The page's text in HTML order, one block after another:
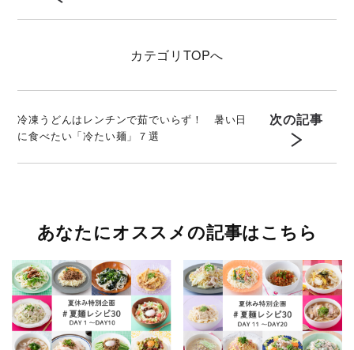
カテゴリ TOPへ
冷凍うどんはレンチンで茹でいらず！ 暑い日
に食べたい「冷たい麺」７選
次の記事
あなたにオススメの記事はこちら